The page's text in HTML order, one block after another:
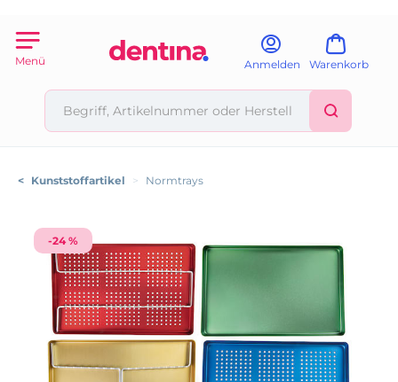
Menü Anmelden Warenkorb
< Kunststoffartikel > Normtrays
-24 %